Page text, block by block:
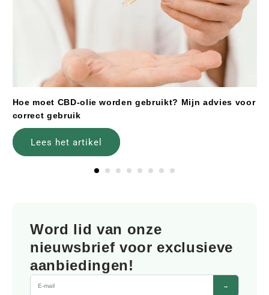
Hoe moet CBD-olie worden gebruikt? Mijn advies voor
correct gebruik
Lees het artikel
Word lid van onze
nieuwsbrief voor exclusieve
aanbiedingen!
→